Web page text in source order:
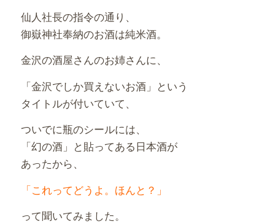
仙人社長の指令の通り、
御嶽神社奉納のお酒は純米酒。
金沢の酒屋さんのお姉さんに、
「金沢でしか買えないお酒」という
タイトルが付いていて、
ついでに瓶のシールには、
「幻の酒」と貼ってある日本酒が
あったから、
「これってどうよ。ほんと？」
って聞いてみました。